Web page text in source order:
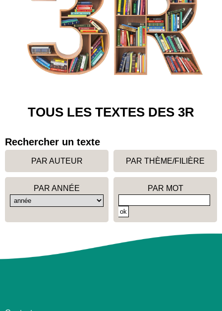
TOUS LES TEXTES DES 3R
Rechercher un texte
PAR AUTEUR PAR THÈME/FILIÈRE
PAR ANNÉE PAR MOT